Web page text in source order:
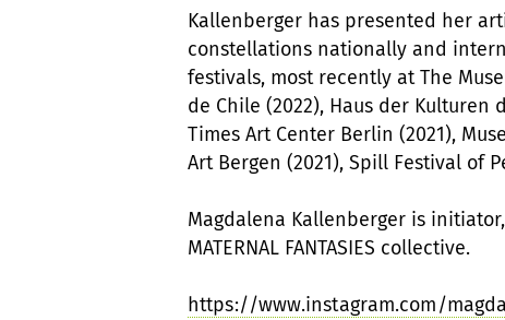
Kallenberger has presented her
constellations nationally and
festivals, most recently at The
de Chile (2022), Haus der Kulturen
Times Art Center Berlin (2021),
Art Bergen (2021), Spill Festival of
Magdalena Kallenberger is
MATERNAL FANTASIES collective.
https://www.instagram.com/